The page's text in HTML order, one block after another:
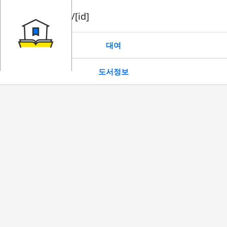
book/rent/[id]
대여
도서정보